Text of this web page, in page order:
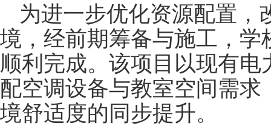
为进一步优化资源配置，
境，经前期筹备与施工，
顺利完成。该项目以现有
配空调设备与教室空间需
境舒适度的同步提升。